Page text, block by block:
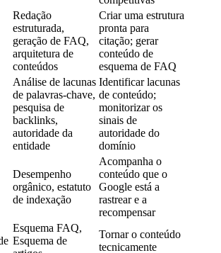
Redação
estruturada,
geração de FAQ,
arquitetura de
conteúdos
Criar uma estrutura
pronta para
citação; gerar
conteúdo de
esquema de FAQ
Análise de lacunas
de palavras-chave,
pesquisa de
backlinks,
autoridade da
entidade
Identificar lacunas
de conteúdo;
monitorizar os
sinais de
autoridade do
domínio
Desempenho
orgânico, estatuto
de indexação
Acompanha o
conteúdo que o
Google está a
rastrear e a
recompensar
Esquema FAQ,
Esquema de
Tornar o conteúdo
tecnicamente